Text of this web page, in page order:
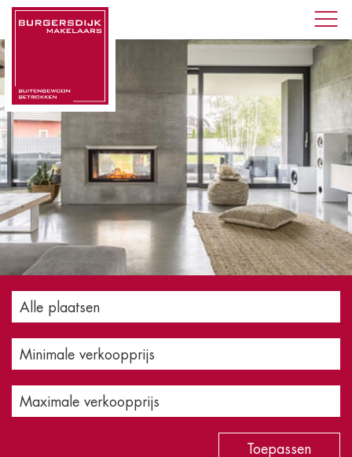
Alle plaatsen
Minimale verkoopprijs
Maximale verkoopprijs
Toepassen